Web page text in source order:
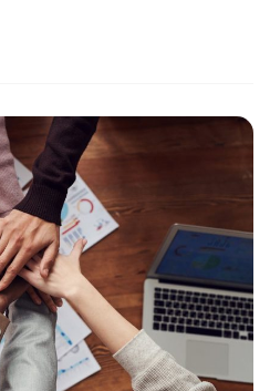
to wieloetapowy
jest precyzyjna
Dotyczy to nie tylko
ale także terminowych